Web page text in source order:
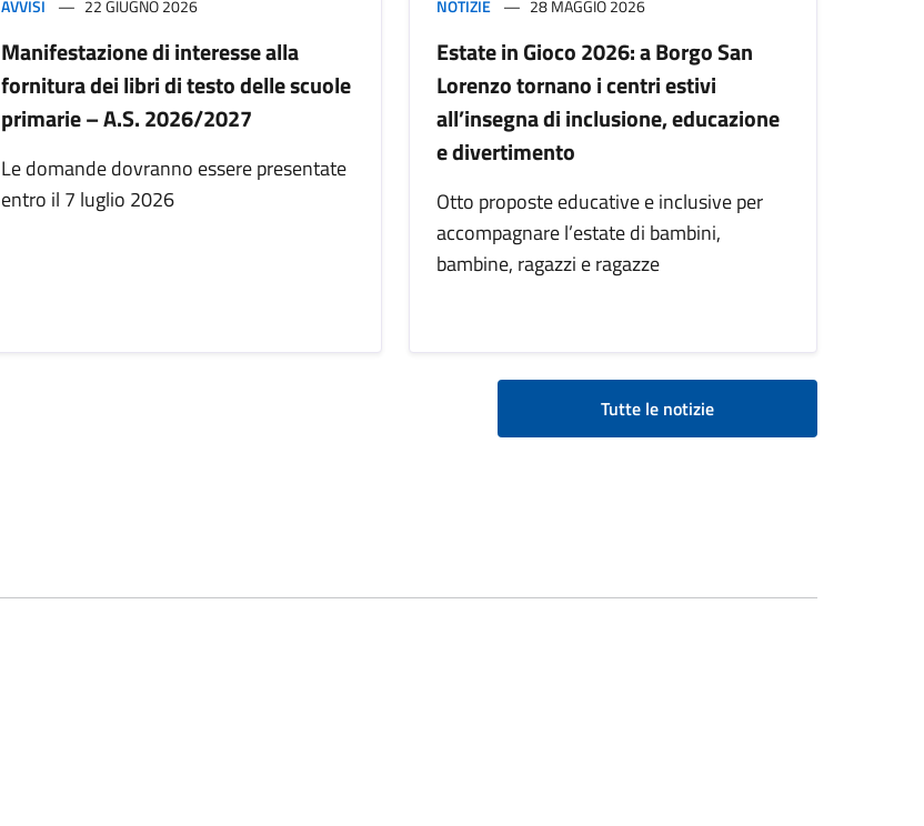
AVVISI 22 GIUGNO 2026
Manifestazione di interesse alla
fornitura dei libri di testo delle scuole
primarie – A.S. 2026/2027
Le domande dovranno essere presentate
entro il 7 luglio 2026
NOTIZIE 28 MAGGIO 2026
Estate in Gioco 2026: a Borgo San
Lorenzo tornano i centri estivi
all’insegna di inclusione, educazione
e divertimento
Otto proposte educative e inclusive per
accompagnare l’estate di bambini,
bambine, ragazzi e ragazze
Tutte le notizie